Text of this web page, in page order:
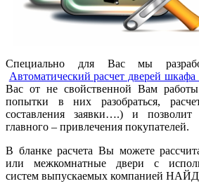
Специально для Вас мы
Автоматический расчет дверей шкафа
Вас от не свойственной Вам
попытки в них разобраться,
составления заявки….) и
главного – привлечения покупателей.
В бланке расчета Вы можете
или межкомнатные двери с
систем выпускаемых компанией